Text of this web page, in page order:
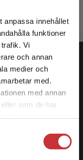
anpassa innehållet
funktioner
Vi
och annan
medier och
med.
med annan
som de har
Sverige.
Sverige. För
är idag Sveriges
kurslitteratur,